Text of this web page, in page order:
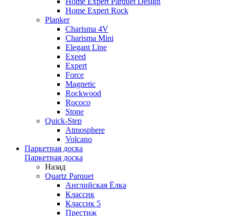
Home Expert Rock
Planker
Charisma 4V
Charisma Mini
Elegant Line
Exeed
Expert
Force
Magnetic
Rockwood
Rococo
Stone
Quick-Step
Atmosphere
Volcano
Паркетная доска
Паркетная доска
Назад
Quartz Parquet
Английская Ёлка
Классик
Классик 5
Престиж